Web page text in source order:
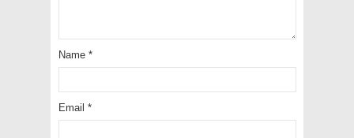
Name *
Email *